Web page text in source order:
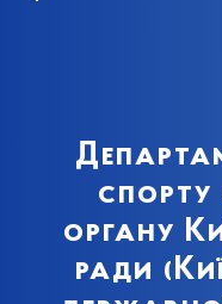
спорту
органу
ради